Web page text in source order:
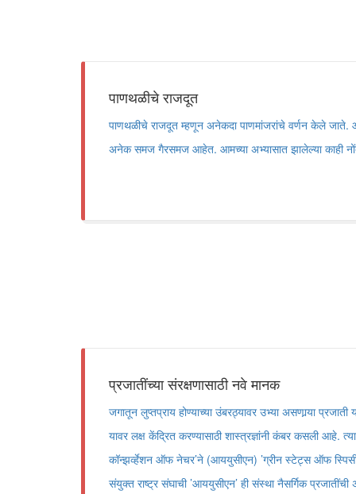
पाणथळीचे राजदूत
पाणथळीचे राजदूत म्हणून अनेकदा पाणमांजरांचे वर्णन केले जाते.
अनेक समज गैरसमज आहेत. आमच्या अभ्यासात झालेल्या काही
प्रजातींच्या संरक्षणासाठी नवे मानक
जगातून लुप्तप्राय होण्याच्या उंबरठ्यावर उभ्या असणार्‍या
यावर लक्ष केंद्रित करण्यासाठी शास्त्रज्ञांनी कंबर कसली आहे.
कॉन्झर्व्हेशन ऑफ नेचर’ने (आययुसीएन) ’ग्रीन स्टेट्स ऑफ
संयुक्त राष्ट्र संघाची ’आययुसीएन’ ही संस्था नैसर्गिक प्रजातींची